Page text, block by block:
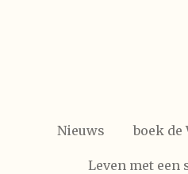
Nieuws boek de
Leven met een